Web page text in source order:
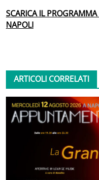
SCARICA IL
NAPOLI
ARTICOLI CORRELATI